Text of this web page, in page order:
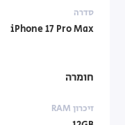
סדרה
iPhone 17 Pro Max
חומרה
זיכרון RAM